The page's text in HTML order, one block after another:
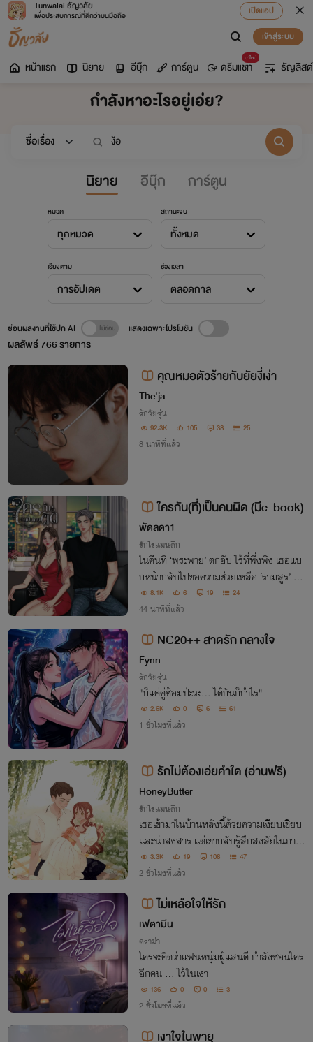
Tunwalai ธัญวลัย
เพื่อประสบการณ์ที่ดีกว่าบนมือถือ
เปิดแอป
เข้าสู่ระบบ
หน้าแรก นิยาย อีบุ๊ก การ์ตูน
มาใหม่
ดรีมแชท ธัญลิสต์
กำลังหาอะไรอยู่เอ่ย?
นิยาย อีบุ๊ก การ์ตูน
หมวด
ทุกหมวด
สถานะจบ
ทั้งหมด
เรียงตาม
การอัปเดต
ช่วงเวลา
ตลอดกาล
ผลลัพธ์766รายการ
ซ่อนผลงานที่ใช้ปก AI แสดงเฉพาะโปรโมชัน
คุณหมอตัวร้ายกับยัยงี่เง่า
The'ja
รักวัยรุ่น
92.3K 105 38 25
8 นาทีที่แล้ว
ใครกัน(ที่)เป็นคนผิด (มีe-book)
พัดลดา1
รักโรแมนติก
ในคืนที่ ‘พระพาย’ ตกอับ ไร้ที่พึ่งพิง เธอแบ
กหน้ากลับไปขอความช่วยเหลือ ‘รามสูร’ แฟ
นเก่าที่เลิกรากันเมื่อ 2 ปีก่อนเพราะความจำเ
ป็นบางอย่าง
8.1K 6 19 24
44 นาทีที่แล้ว
NC20++ สาดรัก กลางใจ
Fynn
รักวัยรุ่น
​"ก็แค่คู่ซ้อมป่ะวะ... ได้กันก็กำไร"
2.6K 0 6 61
1 ชั่วโมงที่แล้ว
รักไม่ต้องเอ่ยคำใด (อ่านฟรี)
HoneyButter
รักโรแมนติก
เธอเข้ามาในบ้านหลังนี้ด้วยความเงียบเชียบ
และน่าสงสาร แต่เขากลับรู้สึกสงสัยในภาพ
ลักษณ์ไร้เดียงสานั้นอาจจะมีบางอย่างที่ซ่อน
เอาไว้
3.3K 19 106 47
2 ชั่วโมงที่แล้ว
ไม่เหลือใจให้รัก
เฟตามีน
ดราม่า
ใครจะคิดว่าแฟนหนุ่มผู้แสนดี กำลังซ่อนใคร
อีกคน ... ไว้ในเงา
136 0 0 3
2 ชั่วโมงที่แล้ว
เงาใจในพายุ